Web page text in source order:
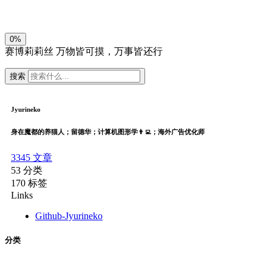
0%
赛博莉莉丝 万物皆可摸，万事皆还行
搜索
Jyurineko
身在魔都的养猫人；留德华；计算机图形学👨‍💻；海外广告优化师
3345 文章
53 分类
170 标签
Links
Github-Jyurineko
分类